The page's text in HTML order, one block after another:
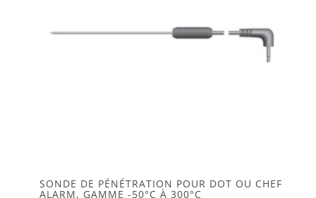
SONDE DE PÉNÉTRATION POUR DOT OU CHEF
ALARM, GAMME -50°C À 300°C